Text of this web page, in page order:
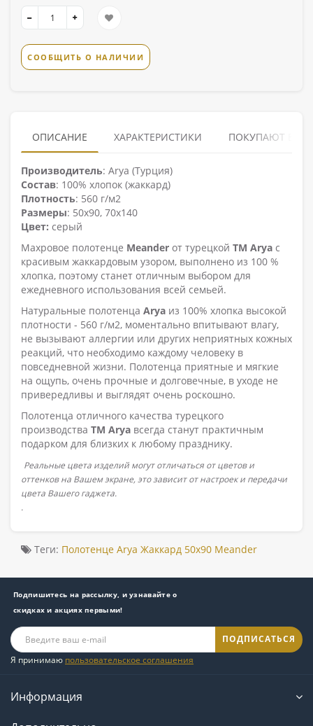
СООБЩИТЬ О НАЛИЧИИ
ОПИСАНИЕ ХАРАКТЕРИСТИКИ ПОКУПАЮТ
Производитель: Arya (Турция)
Состав: 100% хлопок (жаккард)
Плотность: 560 г/м2
Размеры: 50х90, 70х140
Цвет: серый
Махровое полотенце Meander от турецкой ТМ Arya с
красивым жаккардовым узором, выполнено из 100 %
хлопка, поэтому станет отличным выбором для
ежедневного использования всей семьей.
Натуральные полотенца Arya из 100% хлопка высокой
плотности - 560 г/м2, моментально впитывают влагу,
не вызывают аллергии или других неприятных кожных
реакций, что необходимо каждому человеку в
повседневной жизни. Полотенца приятные и мягкие
на ощупь, очень прочные и долговечные, в уходе не
привередливы и выглядят очень роскошно.
Полотенца отличного качества турецкого
производства ТМ Arya всегда станут практичным
подарком для близких к любому празднику.
Реальные цвета изделий могут отличаться от цветов и
оттенков на Вашем экране, это зависит от настроек и передачи
цвета Вашего гаджета.
.
Теги: Полотенце Arya Жаккард 50x90 Meander
Подпишитесь на рассылку, и узнавайте о
скидках и акциях первыми!
ПОДПИСАТЬСЯ
Я принимаю пользовательское соглашения
Информация